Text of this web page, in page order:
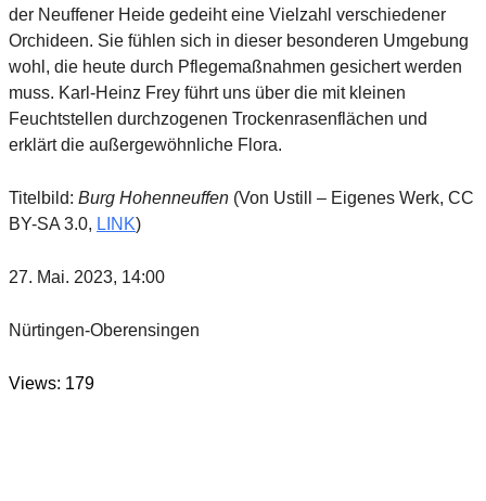
der Neuffener Heide gedeiht eine Vielzahl verschiedener
Orchideen. Sie fühlen sich in dieser besonderen Umgebung
wohl, die heute durch Pflegemaßnahmen gesichert werden
muss. Karl-Heinz Frey führt uns über die mit kleinen
Feuchtstellen durchzogenen Trockenrasenflächen und
erklärt die außergewöhnliche Flora.
Titelbild: Burg Hohenneuffen (Von Ustill – Eigenes Werk, CC
BY-SA 3.0, LINK)
27. Mai. 2023, 14:00
Nürtingen-Oberensingen
Views: 179